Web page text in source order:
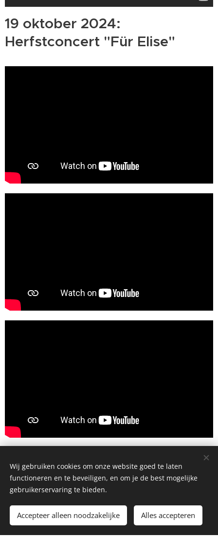
19 oktober 2024:
Herfstconcert "Für Elise"
Mogelijk gemaakt doorWebnode Cookies
Maak een gratis website. Begin
Wij gebruiken cookies om onze website goed te laten
functioneren en te beveiligen, en om je de best mogelijke
gebruikerservaring te bieden.
Accepteer alleen noodzakelijke Alles accepteren